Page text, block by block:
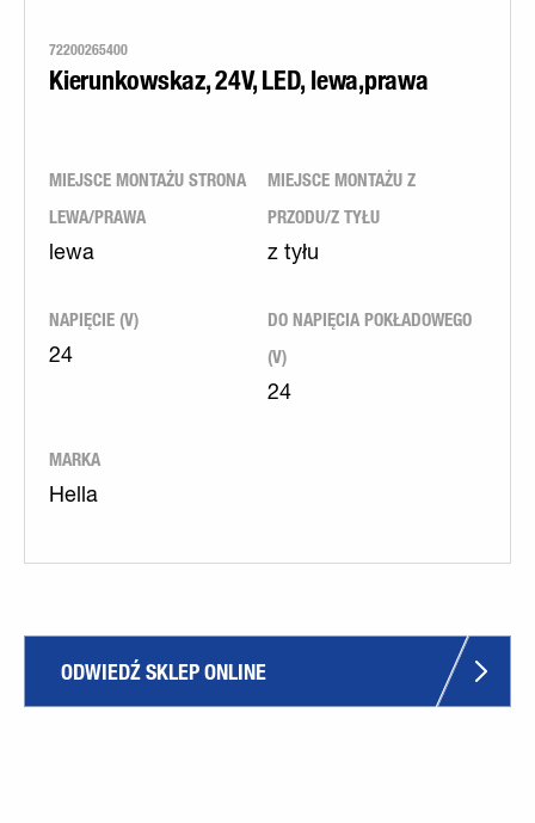
72200265400
Kierunkowskaz, 24V, LED, lewa,prawa
MIEJSCE MONTAŻU STRONA
LEWA/PRAWA
lewa
MIEJSCE MONTAŻU Z
PRZODU/Z TYŁU
z tyłu
NAPIĘCIE (V)
24
DO NAPIĘCIA POKŁADOWEGO
(V)
24
MARKA
Hella
ODWIEDŹ SKLEP ONLINE